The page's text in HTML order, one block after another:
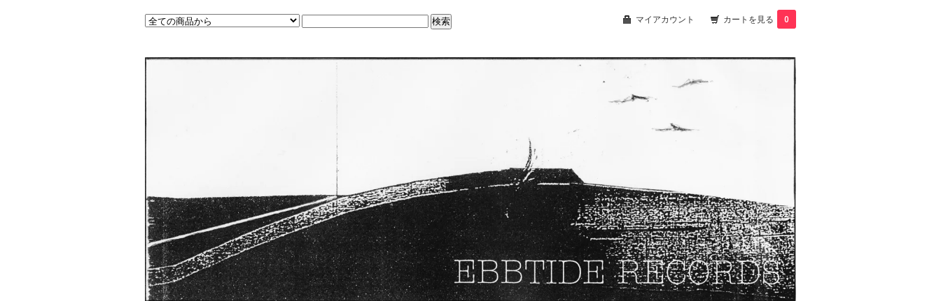
マイアカウント カートを見る 0